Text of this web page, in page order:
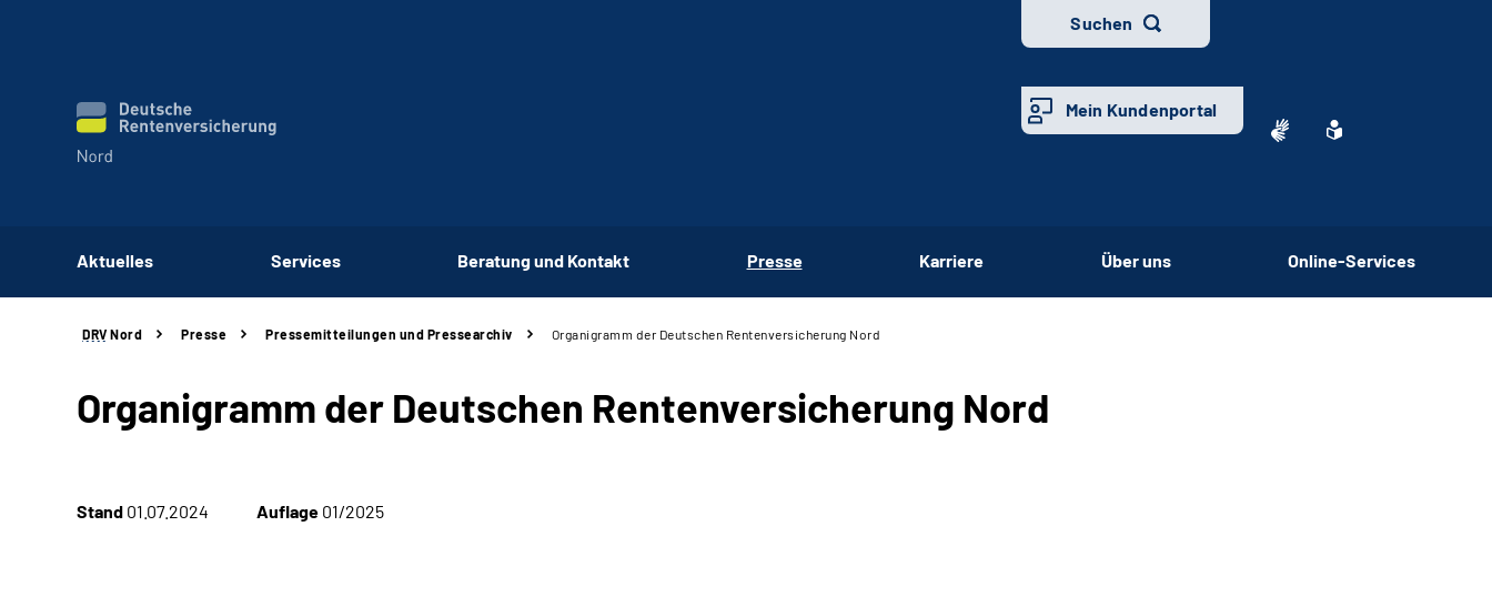
Suchen
Mein Kundenportal
Aktuelles Services Beratung und Kontakt Presse Karriere Über uns Online-Services
DRV Nord Presse Pressemitteilungen und Pressearchiv Organigramm der Deutschen Rentenversicherung Nord
Organigramm der Deutschen Rentenversicherung Nord
Stand 01.07.2024 Auflage 01/2025